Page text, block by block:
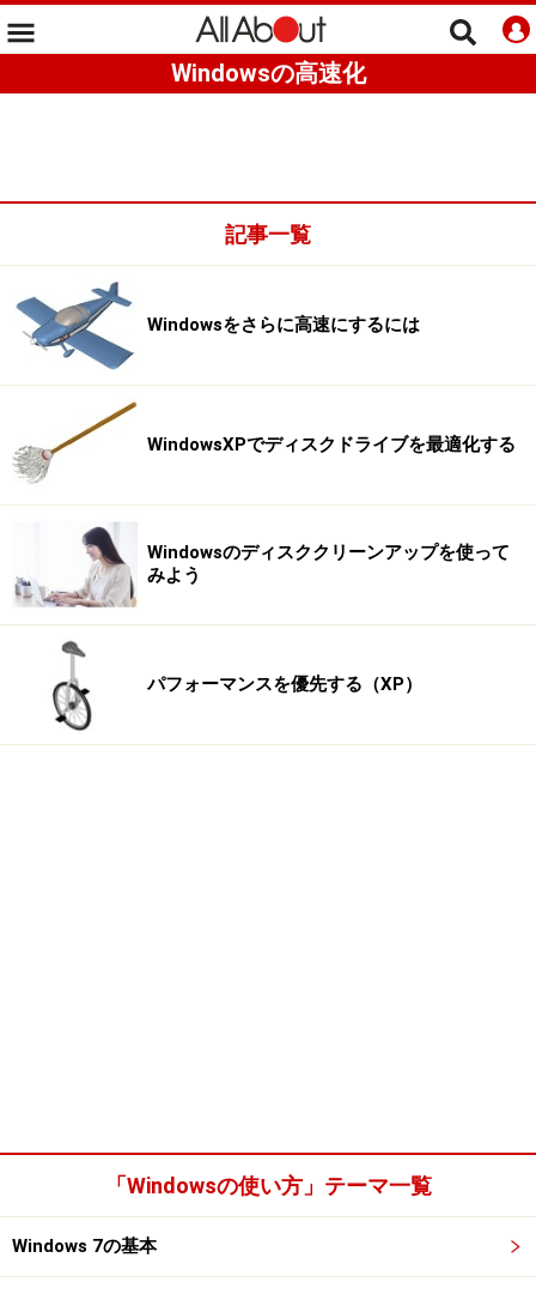
Windowsの高速化
記事一覧
Windowsをさらに高速にするには
WindowsXPでディスクドライブを最適化する
Windowsのディスククリーンアップを使って
みよう
パフォーマンスを優先する（XP）
「Windowsの使い方」テーマ一覧
Windows 7の基本